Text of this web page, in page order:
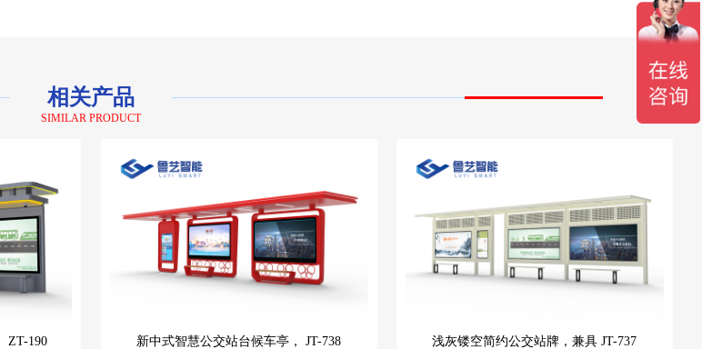
相关产品
SIMILAR PRODUCT
ZT-190 新中式智慧公交站台候车亭， JT-738 浅灰镂空简约公交站牌，兼具 JT-737